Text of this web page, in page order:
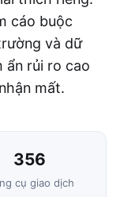
cáo buộc
và dữ
ẩn rủi ro cao
mất.
356
cụ giao dịch